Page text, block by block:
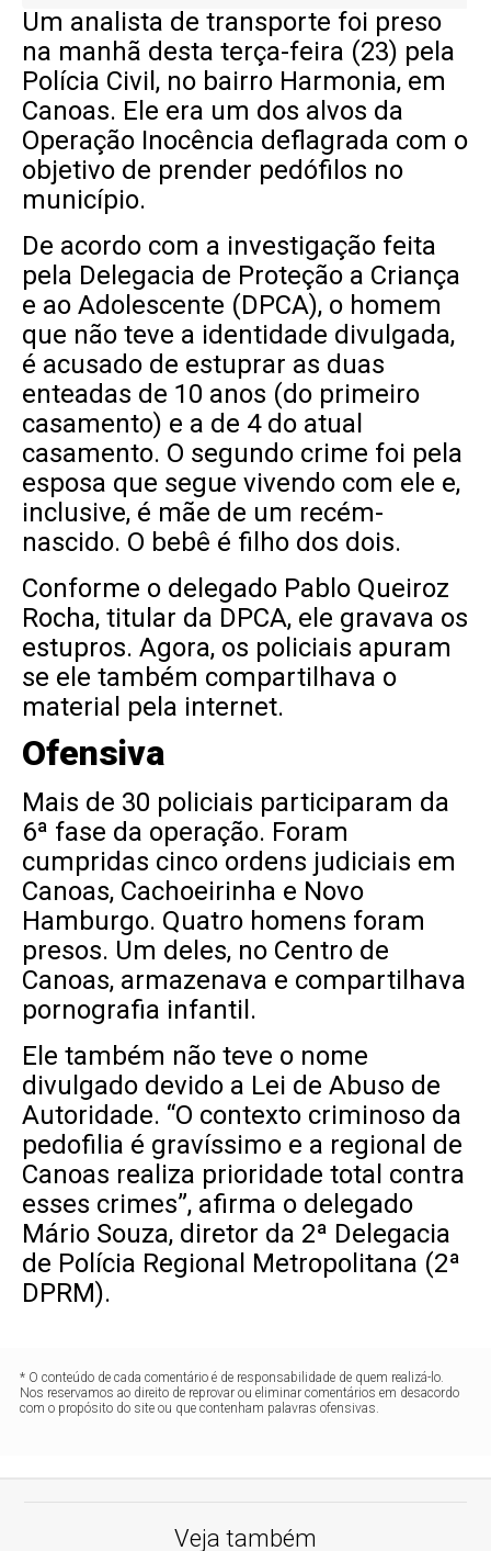
Um analista de transporte foi preso
na manhã desta terça-feira (23) pela
Polícia Civil, no bairro Harmonia, em
Canoas. Ele era um dos alvos da
Operação Inocência deflagrada com o
objetivo de prender pedófilos no
município.
De acordo com a investigação feita
pela Delegacia de Proteção a Criança
e ao Adolescente (DPCA), o homem
que não teve a identidade divulgada,
é acusado de estuprar as duas
enteadas de 10 anos (do primeiro
casamento) e a de 4 do atual
casamento. O segundo crime foi pela
esposa que segue vivendo com ele e,
inclusive, é mãe de um recém-
nascido. O bebê é filho dos dois.
Conforme o delegado Pablo Queiroz
Rocha, titular da DPCA, ele gravava os
estupros. Agora, os policiais apuram
se ele também compartilhava o
material pela internet.
Ofensiva
Mais de 30 policiais participaram da
6ª fase da operação. Foram
cumpridas cinco ordens judiciais em
Canoas, Cachoeirinha e Novo
Hamburgo. Quatro homens foram
presos. Um deles, no Centro de
Canoas, armazenava e compartilhava
pornografia infantil.
Ele também não teve o nome
divulgado devido a Lei de Abuso de
Autoridade. “O contexto criminoso da
pedofilia é gravíssimo e a regional de
Canoas realiza prioridade total contra
esses crimes”, afirma o delegado
Mário Souza, diretor da 2ª Delegacia
de Polícia Regional Metropolitana (2ª
DPRM).
* O conteúdo de cada comentário é de responsabilidade de quem realizá-lo.
Nos reservamos ao direito de reprovar ou eliminar comentários em desacordo
com o propósito do site ou que contenham palavras ofensivas.
Veja também